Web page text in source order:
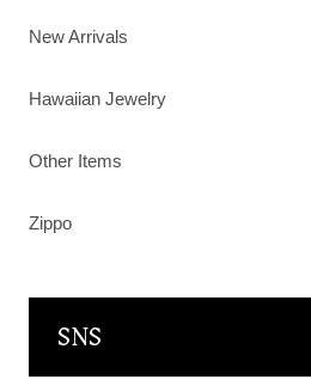
New Arrivals
Hawaiian Jewelry
Other Items
Zippo
SNS